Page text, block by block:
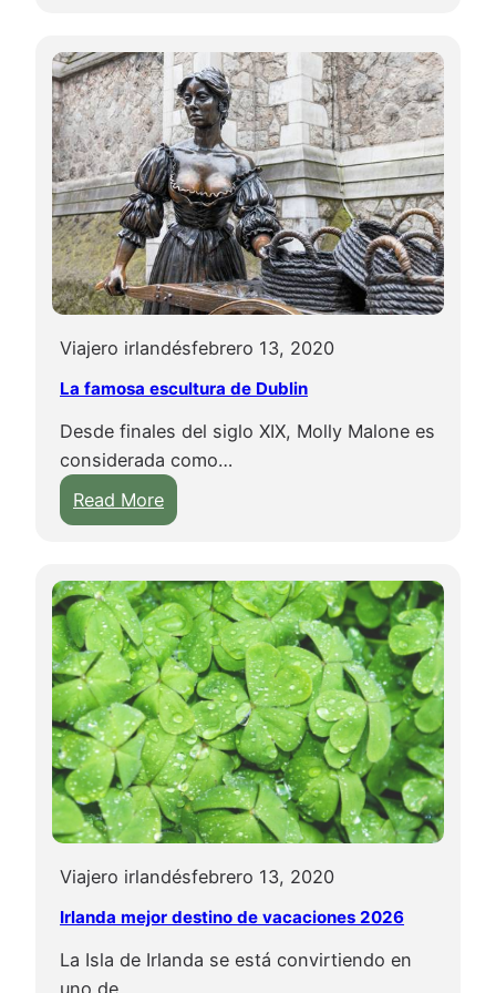
.
n
d
a
d
a
g
r
a
n
d
e
d
e
r
l
a
d
S
A
N
P
A
T
R
I
C
I
Viajero irlandésfebrero 13, 2020
La famosa escultura de Dublin
Desde finales del siglo XIX, Molly Malone es
considerada como…
Read More:
L
f
a
m
o
s
a
e
s
c
u
l
u
r
Viajero irlandésfebrero 13, 2020
Irlanda mejor destino de vacaciones 2026
La Isla de Irlanda se está convirtiendo en
uno de…